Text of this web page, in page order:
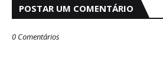
POSTAR UM COMENTÁRIO
0 Comentários